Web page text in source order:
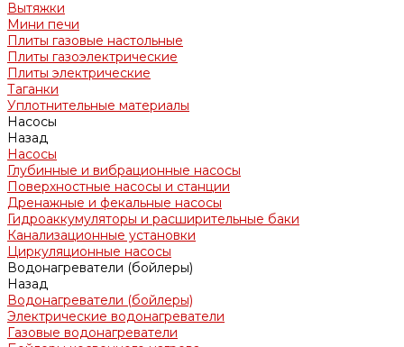
Вытяжки
Мини печи
Плиты газовые настольные
Плиты газоэлектрические
Плиты электрические
Таганки
Уплотнительные материалы
Насосы
Назад
Насосы
Глубинные и вибрационные насосы
Поверхностные насосы и станции
Дренажные и фекальные насосы
Гидроаккумуляторы и расширительные баки
Канализационные установки
Циркуляционные насосы
Водонагреватели (бойлеры)
Назад
Водонагреватели (бойлеры)
Электрические водонагреватели
Газовые водонагреватели